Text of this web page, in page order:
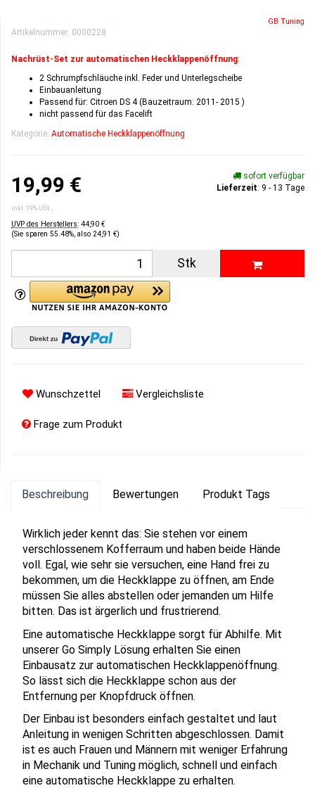
GB Tuning
Artikelnummer: 0000228
Nachrüst-Set zur automatischen Heckklappenöffnung:
2 Schrumpfschläuche inkl. Feder und Unterlegscheibe
Einbauanleitung
Passend für: Citroen DS 4 (Bauzeitraum: 2011- 2015 )
nicht passend für das Facelift
Kategorie: Automatische Heckklappenöffnung
19,99 €
inkl. 19% USt. ,
UVP des Herstellers: 44,90 €
(Sie sparen 55.48% , also 24,91 €)
sofort verfügbar
Lieferzeit: 9 - 13 Tage
Stk
Wunschzettel Vergleichsliste
Frage zum Produkt
Beschreibung Bewertungen Produkt Tags
Wirklich jeder kennt das: Sie stehen vor einem
verschlossenem Kofferraum und haben beide Hände
voll. Egal, wie sehr sie versuchen, eine Hand frei zu
bekommen, um die Heckklappe zu öffnen, am Ende
müssen Sie alles abstellen oder jemanden um Hilfe
bitten. Das ist ärgerlich und frustrierend.
Eine automatische Heckklappe sorgt für Abhilfe. Mit
unserer Go Simply Lösung erhalten Sie einen
Einbausatz zur automatischen Heckklappenöffnung.
So lässt sich die Heckklappe schon aus der
Entfernung per Knopfdruck öffnen.
Der Einbau ist besonders einfach gestaltet und laut
Anleitung in wenigen Schritten abgeschlossen. Damit
ist es auch Frauen und Männern mit weniger Erfahrung
in Mechanik und Tuning möglich, schnell und einfach
eine automatische Heckklappe zu erhalten.